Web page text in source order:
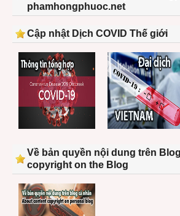
phamhongphuoc.net
Cập nhật Dịch COVID Thế giới
Về bản quyền nội dung trên
copyright on the Blog